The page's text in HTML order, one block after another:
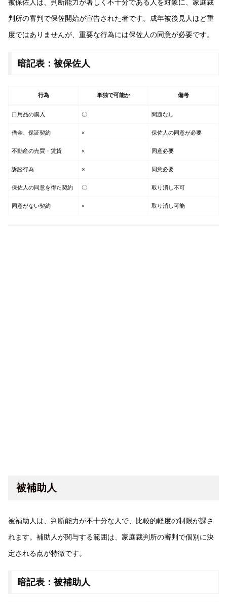
被保佐人は、判断能力が著しく不十分である人を対象に、家庭裁
判所の審判で保佐開始が宣告された者です。成年被後見人ほど重
度ではありませんが、重要な行為には保佐人の同意が必要です。
暗記表：被保佐人
行為 単独で可能か 備考
日用品の購入 〇 問題なし
借金、保証契約 × 保佐人の同意が必要
不動産の売買・賃貸 × 同意必要
訴訟行為 × 同意必要
保佐人の同意を得た契約 〇 取り消し不可
同意がない契約 × 取り消し可能
被補助人
被補助人は、判断能力が不十分な人で、比較的軽度の制限が課さ
れます。補助人が関与する範囲は、家庭裁判所の審判で個別に決
定される点が特徴です。
暗記表：被補助人